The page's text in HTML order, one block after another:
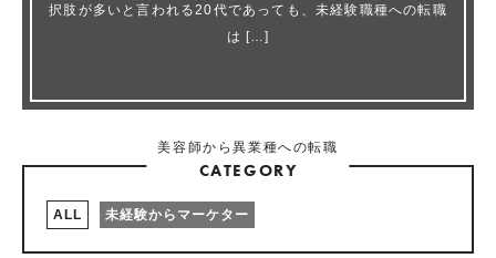
択肢が多いと言われる20代であっても、未経験職種への転職
は […]
美容師から異業種への転職
CATEGORY
ALL 未経験からマーケター